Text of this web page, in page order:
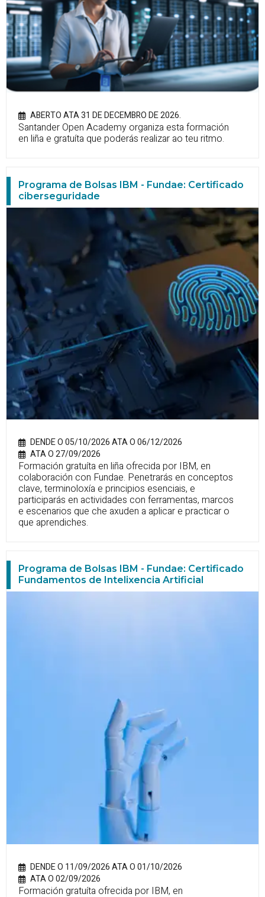
ABERTO ATA 31 DE DECEMBRO DE 2026.
Santander Open Academy organiza esta formación
en liña e gratuíta que poderás realizar ao teu ritmo.
Programa de Bolsas IBM - Fundae: Certificado
ciberseguridade
DENDE O 05/10/2026 ATA O 06/12/2026
ATA O 27/09/2026
Formación gratuíta en liña ofrecida por IBM, en
colaboración con Fundae. Penetrarás en conceptos
clave, terminoloxía e principios esenciais, e
participarás en actividades con ferramentas, marcos
e escenarios que che axuden a aplicar e practicar o
que aprendiches.
Programa de Bolsas IBM - Fundae: Certificado
Fundamentos de Intelixencia Artificial
DENDE O 11/09/2026 ATA O 01/10/2026
ATA O 02/09/2026
Formación gratuíta ofrecida por IBM, en